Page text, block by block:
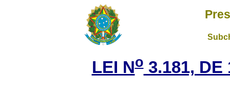
LEI No3.181, DE